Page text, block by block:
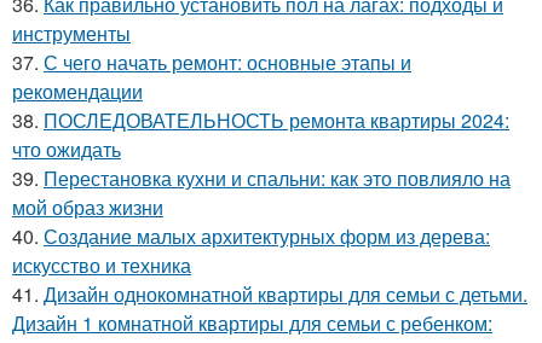
инструменты
37. С чего начать ремонт: основные этапы и
рекомендации
38. ПОСЛЕДОВАТЕЛЬНОСТЬ ремонта квартиры 2024:
что ожидать
39. Перестановка кухни и спальни: как это повлияло на
мой образ жизни
40. Создание малых архитектурных форм из дерева:
искусство и техника
41. Дизайн однокомнатной квартиры для семьи с детьми.
Дизайн 1 комнатной квартиры для семьи с ребенком: